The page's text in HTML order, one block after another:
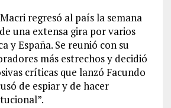
regresó al país la semana
una extensa gira por varios
y España. Se reunió con su
más estrechos y decidió
críticas que lanzó Facundo
de espiar y de hacer